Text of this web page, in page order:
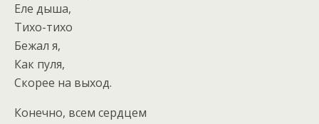
Еле дыша,
Тихо-тихо
Бежал я,
Как пуля,
Скорее на выход.
Конечно, всем сердцем